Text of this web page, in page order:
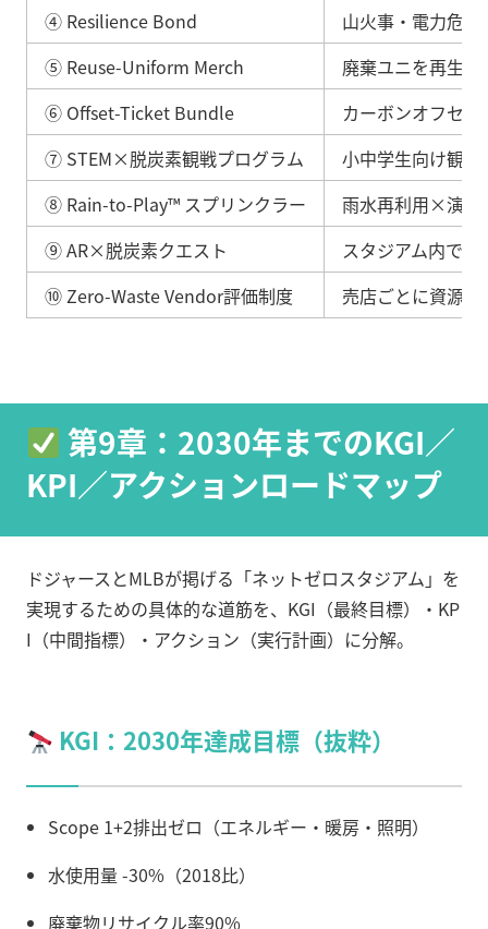
④ Resilience Bond
山火事・電力危
⑤ Reuse-Uniform Merch
廃棄ユニを再生
⑥ Offset-Ticket Bundle
カーボンオフセ
⑦ STEM×脱炭素観戦プログラム
小中学生向け観
⑧ Rain-to-Play™ スプリンクラー
雨水再利用×演出
⑨ AR×脱炭素クエスト
スタジアム内で
⑩ Zero-Waste Vendor評価制度
売店ごとに資源
第9章：2030年までのKGI／
KPI／アクションロードマップ
ドジャースとMLBが掲げる「ネットゼロスタジアム」を
実現するための具体的な道筋を、KGI（最終目標）・KP
I（中間指標）・アクション（実行計画）に分解。
KGI：2030年達成目標（抜粋）
Scope 1+2排出ゼロ（エネルギー・暖房・照明）
水使用量 -30%（2018比）
廃棄物リサイクル率90%